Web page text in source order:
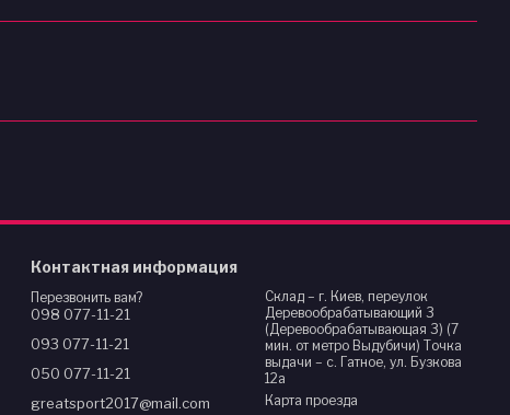
Контактная информация
Перезвонить вам?
098 077-11-21
093 077-11-21
050 077-11-21
greatsport2017@mail.com
Склад – г. Киев, переулок
Деревообрабатывающий 3
(Деревообрабатывающая 3) (7
мин. от метро Выдубичи) Точка
выдачи – с. Гатное, ул. Бузкова
12а
Карта проезда